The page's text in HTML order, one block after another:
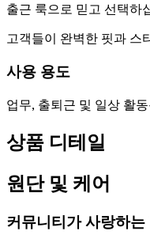
출근 룩으로 믿고 선택하
고객들이 완벽한 핏과 스
사용 용도
업무, 출퇴근 및 일상 활
상품 디테일
원단 및 케어
커뮤니티가 사랑하는